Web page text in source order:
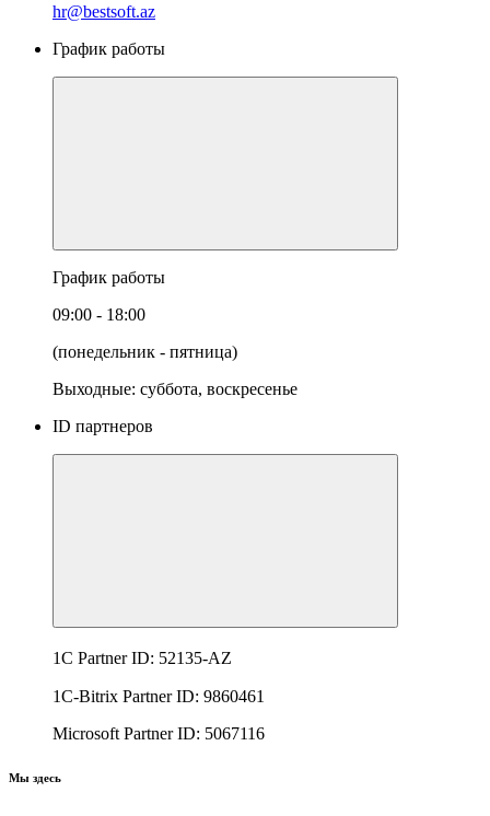
hr@bestsoft.az
График работы
График работы
09:00 - 18:00
(понедельник - пятница)
Выходные: суббота, воскресенье
ID партнеров
1C Partner ID: 52135-AZ
1C-Bitrix Partner ID: 9860461
Microsoft Partner ID: 5067116
Мы здесь